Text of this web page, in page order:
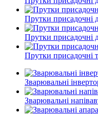
Прутки присадочні
Прутки присадочні
Прутки присадочні
Зварювальні
Зварювальні